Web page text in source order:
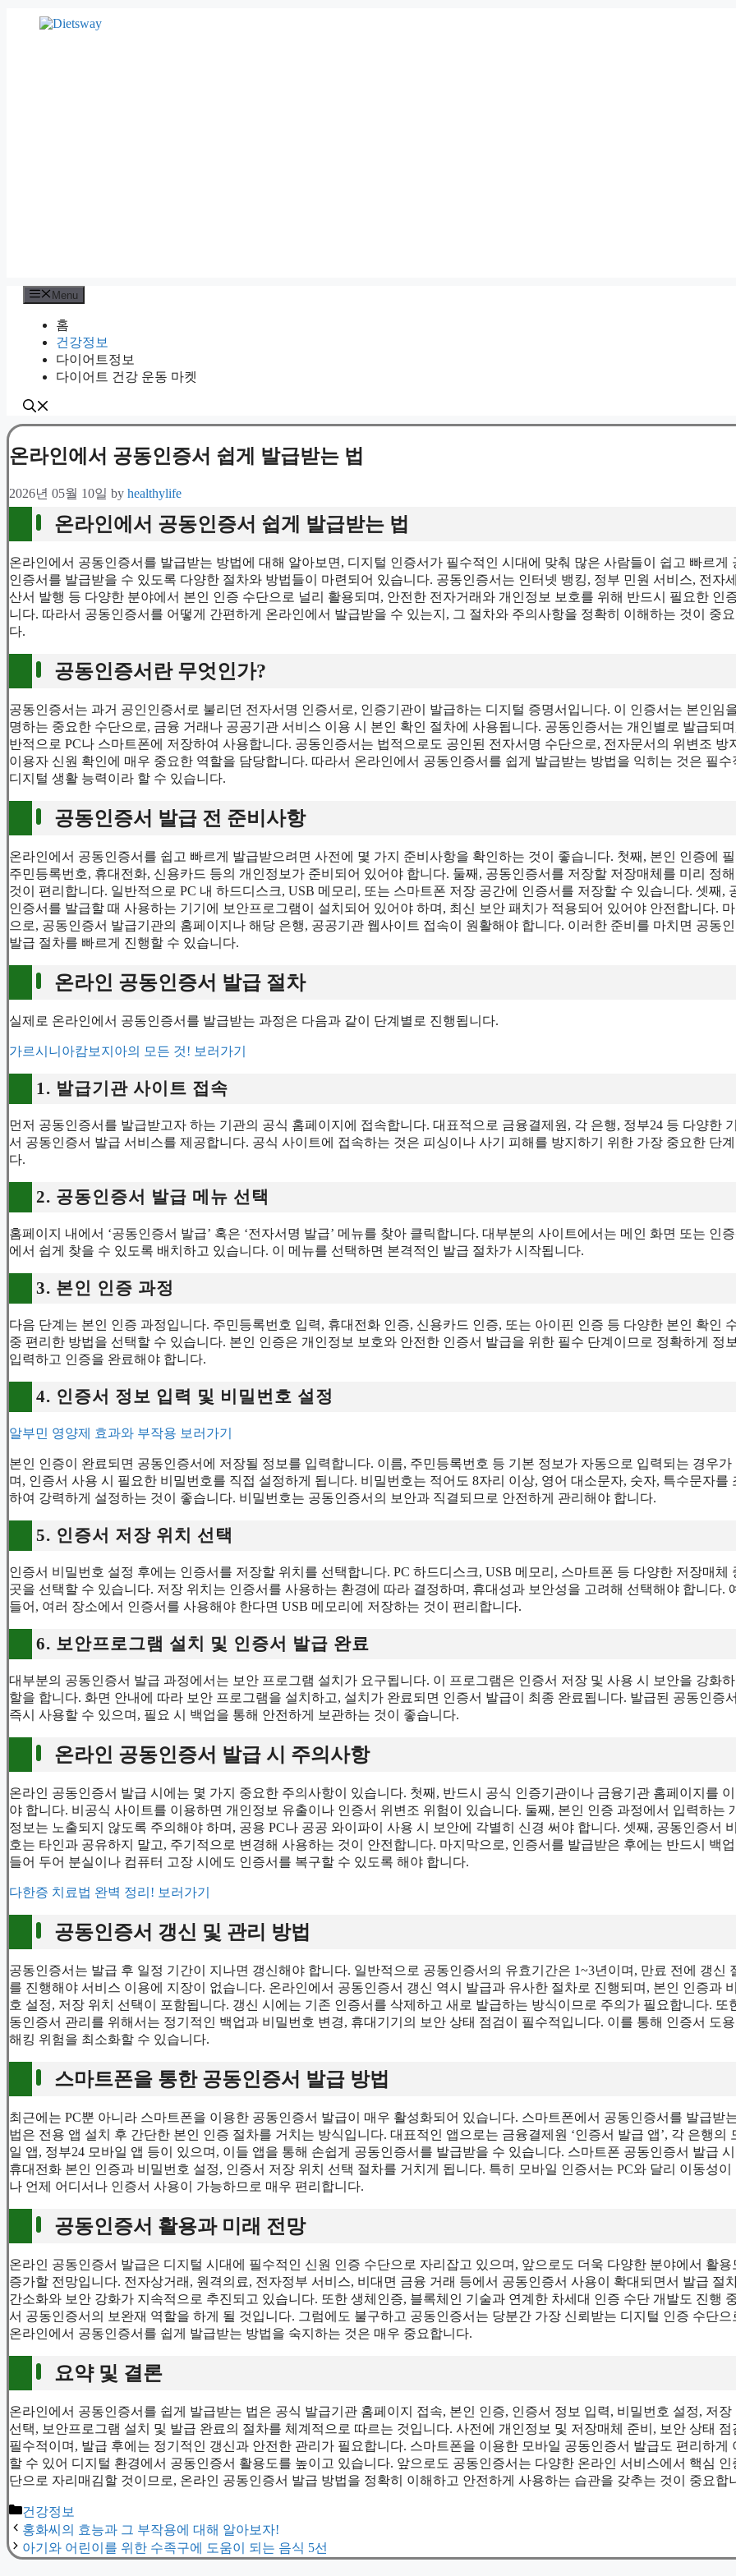
Menu
홈
건강정보
다이어트정보
다이어트 건강 운동 마켓
온라인에서 공동인증서 쉽게 발급받는 법
2026년 05월 10일 by healthylife
온라인에서 공동인증서 쉽게 발급받는 법
온라인에서 공동인증서를 발급받는 방법에 대해 알아보면, 디지털 인증서가 필수적인 시대에 맞춰 많은 사람들이 쉽고 빠르게
인증서를 발급받을 수 있도록 다양한 절차와 방법들이 마련되어 있습니다. 공동인증서는 인터넷 뱅킹, 정부 민원 서비스, 전자
산서 발행 등 다양한 분야에서 본인 인증 수단으로 널리 활용되며, 안전한 전자거래와 개인정보 보호를 위해 반드시 필요한 인
니다. 따라서 공동인증서를 어떻게 간편하게 온라인에서 발급받을 수 있는지, 그 절차와 주의사항을 정확히 이해하는 것이 중요
다.
공동인증서란 무엇인가?
공동인증서는 과거 공인인증서로 불리던 전자서명 인증서로, 인증기관이 발급하는 디지털 증명서입니다. 이 인증서는 본인임
명하는 중요한 수단으로, 금융 거래나 공공기관 서비스 이용 시 본인 확인 절차에 사용됩니다. 공동인증서는 개인별로 발급되며
반적으로 PC나 스마트폰에 저장하여 사용합니다. 공동인증서는 법적으로도 공인된 전자서명 수단으로, 전자문서의 위변조 방
이용자 신원 확인에 매우 중요한 역할을 담당합니다. 따라서 온라인에서 공동인증서를 쉽게 발급받는 방법을 익히는 것은 필수
디지털 생활 능력이라 할 수 있습니다.
공동인증서 발급 전 준비사항
온라인에서 공동인증서를 쉽고 빠르게 발급받으려면 사전에 몇 가지 준비사항을 확인하는 것이 좋습니다. 첫째, 본인 인증에
주민등록번호, 휴대전화, 신용카드 등의 개인정보가 준비되어 있어야 합니다. 둘째, 공동인증서를 저장할 저장매체를 미리 정
것이 편리합니다. 일반적으로 PC 내 하드디스크, USB 메모리, 또는 스마트폰 저장 공간에 인증서를 저장할 수 있습니다. 셋째,
인증서를 발급할 때 사용하는 기기에 보안프로그램이 설치되어 있어야 하며, 최신 보안 패치가 적용되어 있어야 안전합니다.
으로, 공동인증서 발급기관의 홈페이지나 해당 은행, 공공기관 웹사이트 접속이 원활해야 합니다. 이러한 준비를 마치면 공동인
발급 절차를 빠르게 진행할 수 있습니다.
온라인 공동인증서 발급 절차
실제로 온라인에서 공동인증서를 발급받는 과정은 다음과 같이 단계별로 진행됩니다.
가르시니아캄보지아의 모든 것! 보러가기
1. 발급기관 사이트 접속
먼저 공동인증서를 발급받고자 하는 기관의 공식 홈페이지에 접속합니다. 대표적으로 금융결제원, 각 은행, 정부24 등 다양한
서 공동인증서 발급 서비스를 제공합니다. 공식 사이트에 접속하는 것은 피싱이나 사기 피해를 방지하기 위한 가장 중요한 단계
다.
2. 공동인증서 발급 메뉴 선택
홈페이지 내에서 ‘공동인증서 발급’ 혹은 ‘전자서명 발급’ 메뉴를 찾아 클릭합니다. 대부분의 사이트에서는 메인 화면 또는 인
에서 쉽게 찾을 수 있도록 배치하고 있습니다. 이 메뉴를 선택하면 본격적인 발급 절차가 시작됩니다.
3. 본인 인증 과정
다음 단계는 본인 인증 과정입니다. 주민등록번호 입력, 휴대전화 인증, 신용카드 인증, 또는 아이핀 인증 등 다양한 본인 확인
중 편리한 방법을 선택할 수 있습니다. 본인 인증은 개인정보 보호와 안전한 인증서 발급을 위한 필수 단계이므로 정확하게 정
입력하고 인증을 완료해야 합니다.
4. 인증서 정보 입력 및 비밀번호 설정
알부민 영양제 효과와 부작용 보러가기
본인 인증이 완료되면 공동인증서에 저장될 정보를 입력합니다. 이름, 주민등록번호 등 기본 정보가 자동으로 입력되는 경우가
며, 인증서 사용 시 필요한 비밀번호를 직접 설정하게 됩니다. 비밀번호는 적어도 8자리 이상, 영어 대소문자, 숫자, 특수문자를
하여 강력하게 설정하는 것이 좋습니다. 비밀번호는 공동인증서의 보안과 직결되므로 안전하게 관리해야 합니다.
5. 인증서 저장 위치 선택
인증서 비밀번호 설정 후에는 인증서를 저장할 위치를 선택합니다. PC 하드디스크, USB 메모리, 스마트폰 등 다양한 저장매체
곳을 선택할 수 있습니다. 저장 위치는 인증서를 사용하는 환경에 따라 결정하며, 휴대성과 보안성을 고려해 선택해야 합니다.
들어, 여러 장소에서 인증서를 사용해야 한다면 USB 메모리에 저장하는 것이 편리합니다.
6. 보안프로그램 설치 및 인증서 발급 완료
대부분의 공동인증서 발급 과정에서는 보안 프로그램 설치가 요구됩니다. 이 프로그램은 인증서 저장 및 사용 시 보안을 강화
할을 합니다. 화면 안내에 따라 보안 프로그램을 설치하고, 설치가 완료되면 인증서 발급이 최종 완료됩니다. 발급된 공동인증
즉시 사용할 수 있으며, 필요 시 백업을 통해 안전하게 보관하는 것이 좋습니다.
온라인 공동인증서 발급 시 주의사항
온라인 공동인증서 발급 시에는 몇 가지 중요한 주의사항이 있습니다. 첫째, 반드시 공식 인증기관이나 금융기관 홈페이지를 이
야 합니다. 비공식 사이트를 이용하면 개인정보 유출이나 인증서 위변조 위험이 있습니다. 둘째, 본인 인증 과정에서 입력하는
정보는 노출되지 않도록 주의해야 하며, 공용 PC나 공공 와이파이 사용 시 보안에 각별히 신경 써야 합니다. 셋째, 공동인증서
호는 타인과 공유하지 말고, 주기적으로 변경해 사용하는 것이 안전합니다. 마지막으로, 인증서를 발급받은 후에는 반드시 백
들어 두어 분실이나 컴퓨터 고장 시에도 인증서를 복구할 수 있도록 해야 합니다.
다한증 치료법 완벽 정리! 보러가기
공동인증서 갱신 및 관리 방법
공동인증서는 발급 후 일정 기간이 지나면 갱신해야 합니다. 일반적으로 공동인증서의 유효기간은 1~3년이며, 만료 전에 갱신
를 진행해야 서비스 이용에 지장이 없습니다. 온라인에서 공동인증서 갱신 역시 발급과 유사한 절차로 진행되며, 본인 인증과
호 설정, 저장 위치 선택이 포함됩니다. 갱신 시에는 기존 인증서를 삭제하고 새로 발급하는 방식이므로 주의가 필요합니다. 또
동인증서 관리를 위해서는 정기적인 백업과 비밀번호 변경, 휴대기기의 보안 상태 점검이 필수적입니다. 이를 통해 인증서 도
해킹 위험을 최소화할 수 있습니다.
스마트폰을 통한 공동인증서 발급 방법
최근에는 PC뿐 아니라 스마트폰을 이용한 공동인증서 발급이 매우 활성화되어 있습니다. 스마트폰에서 공동인증서를 발급받
법은 전용 앱 설치 후 간단한 본인 인증 절차를 거치는 방식입니다. 대표적인 앱으로는 금융결제원 ‘인증서 발급 앱’, 각 은행의
일 앱, 정부24 모바일 앱 등이 있으며, 이들 앱을 통해 손쉽게 공동인증서를 발급받을 수 있습니다. 스마트폰 공동인증서 발급
휴대전화 본인 인증과 비밀번호 설정, 인증서 저장 위치 선택 절차를 거치게 됩니다. 특히 모바일 인증서는 PC와 달리 이동성이
나 언제 어디서나 인증서 사용이 가능하므로 매우 편리합니다.
공동인증서 활용과 미래 전망
온라인 공동인증서 발급은 디지털 시대에 필수적인 신원 인증 수단으로 자리잡고 있으며, 앞으로도 더욱 다양한 분야에서 활용
증가할 전망입니다. 전자상거래, 원격의료, 전자정부 서비스, 비대면 금융 거래 등에서 공동인증서 사용이 확대되면서 발급 절
간소화와 보안 강화가 지속적으로 추진되고 있습니다. 또한 생체인증, 블록체인 기술과 연계한 차세대 인증 수단 개발도 진행
서 공동인증서의 보완재 역할을 하게 될 것입니다. 그럼에도 불구하고 공동인증서는 당분간 가장 신뢰받는 디지털 인증 수단으
온라인에서 공동인증서를 쉽게 발급받는 방법을 숙지하는 것은 매우 중요합니다.
요약 및 결론
온라인에서 공동인증서를 쉽게 발급받는 법은 공식 발급기관 홈페이지 접속, 본인 인증, 인증서 정보 입력, 비밀번호 설정, 저장
선택, 보안프로그램 설치 및 발급 완료의 절차를 체계적으로 따르는 것입니다. 사전에 개인정보 및 저장매체 준비, 보안 상태 점
필수적이며, 발급 후에는 정기적인 갱신과 안전한 관리가 필요합니다. 스마트폰을 이용한 모바일 공동인증서 발급도 편리하게
할 수 있어 디지털 환경에서 공동인증서 활용도를 높이고 있습니다. 앞으로도 공동인증서는 다양한 온라인 서비스에서 핵심 인
단으로 자리매김할 것이므로, 온라인 공동인증서 발급 방법을 정확히 이해하고 안전하게 사용하는 습관을 갖추는 것이 중요합
Categories
건강정보
홍화씨의 효능과 그 부작용에 대해 알아보자!
아기와 어린이를 위한 수족구에 도움이 되는 음식 5선